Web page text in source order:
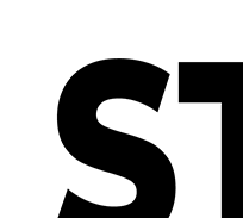
Natural (NAT)
Blue Midnight Dip (BMD)
Light Grey Melange (LGM)